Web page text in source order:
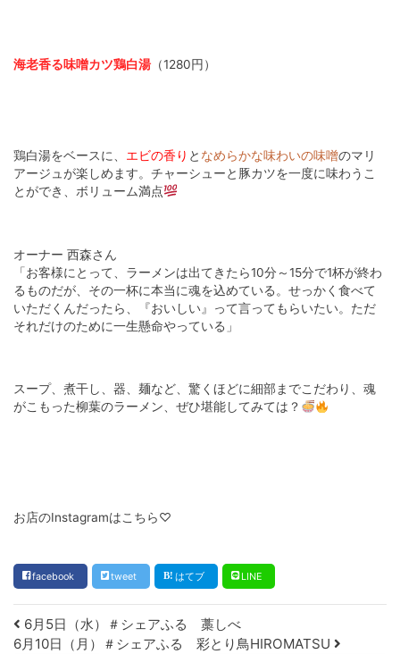
海老香る味噌カツ鶏白湯 （1280円）
鶏白湯をベースに、 エビの香り と なめらかな味わいの味噌のマリ
アージュが楽しめます。チャーシューと豚カツを一度に味わうこ
とができ、ボリューム満点
オーナー 西森さん
「お客様にとって、ラーメンは出てきたら10分～15分で1杯が終わ
るものだが、その一杯に本当に魂を込めている。せっかく食べて
いただくんだったら、『おいしい』って言ってもらいたい。ただ
それだけのために一生懸命やっている」
スープ、煮干し、器、麺など、驚くほどに細部までこだわり、魂
がこもった柳葉のラーメン、ぜひ堪能してみては？
お店のInstagramはこちら♡
facebook tweet はてブ LINE
Post navigation
6月5日（水）＃シェアふる 藁しべ
6月10日（月）＃シェアふる 彩とり鳥HIROMATSU